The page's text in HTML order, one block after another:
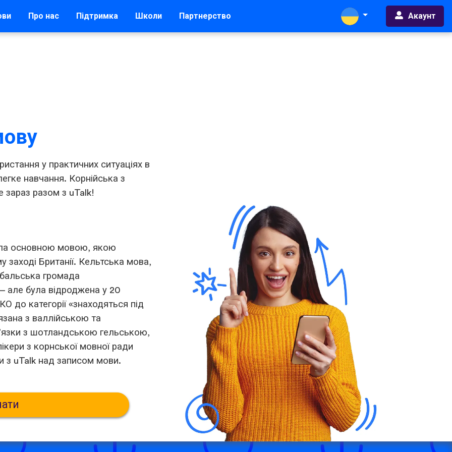
Про нас Підтримка Школи Партнерство Акаунт
у практичних ситуаціях в
навчання. Корнійська з
зараз разом з uTalk!
основною мовою, якою
Британії. Кельтська мова,
громада
але була відроджена у 20
до категорії «знаходяться під
з валлійською та
з шотландською гельською,
з корнської мовної ради
з uTalk над записом мови.